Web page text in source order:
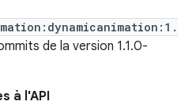
de la version 1.1.0-
à l'API